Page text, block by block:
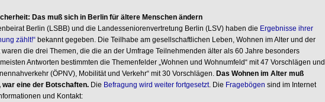
Das muß sich in Berlin für ältere Menschen ändern
Berlin (LSBB) und die Landesseniorenvertretung Berlin (LSV) haben die Ergebnisse ihrer
zählt!“bekannt gegeben. Die Teilhabe am gesellschaftlichen Leben, Wohnen im Alter und der
die drei Themen, die die an der Umfrage Teilnehmenden älter als 60 Jahre besonders
Antworten bestimmten die Themenfelder „Wohnen und Wohnumfeld“ mit 47 Vorschlägen und
(ÖPNV), Mobilität und Verkehr“ mit 30 Vorschlägen. Das Wohnen im Alter muß
war eine der Botschaften.Die Befragung wird weiter fortgesetzt. Die Fragebögen sind im Internet
und Kontakt: